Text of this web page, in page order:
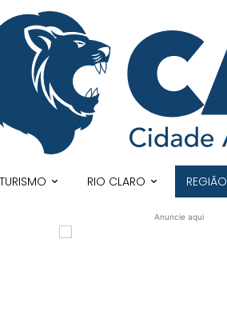
TURISMO RIO CLARO REGIÃO
Anuncie aqui